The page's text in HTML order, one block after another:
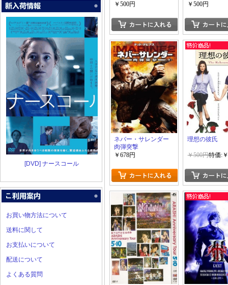
[DVD] ナースコール
お買い物方法について
送料に関して
お支払いについて
配送について
よくある質問
￥500円
￥500円
ネバー・サレンダー
肉弾突撃
￥678円
理想の彼氏
￥500円特価: